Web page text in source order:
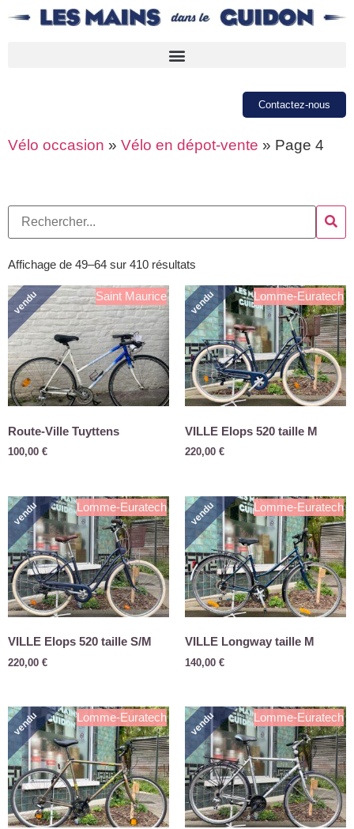
Contactez-nous
Vélo occasion » Vélo en dépot-vente » Page 4
Affichage de 49–64 sur 410 résultats
Saint Maurice
vendu
Route-Ville Tuyttens
100,00 €
Lomme-Euratech
vendu
VILLE Elops 520 taille M
220,00 €
Lomme-Euratech
vendu
VILLE Elops 520 taille S/M
220,00 €
Lomme-Euratech
vendu
VILLE Longway taille M
140,00 €
Lomme-Euratech
vendu Lomme-Euratech
vendu